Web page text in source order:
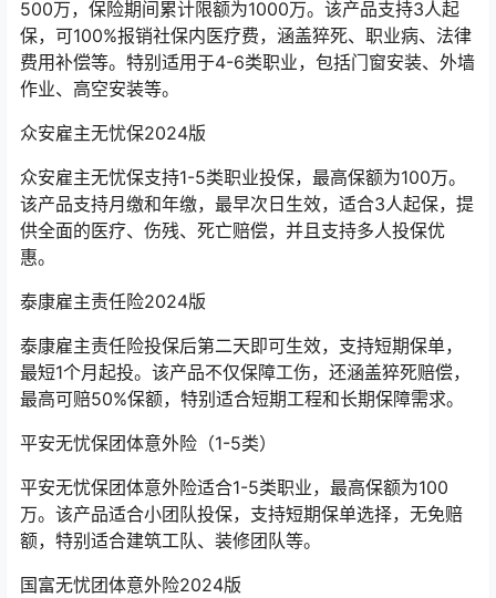
500万，保险期间累计限额为1000万。该产品支持3人起
保，可100%报销社保内医疗费，涵盖猝死、职业病、法律
费用补偿等。特别适用于4-6类职业，包括门窗安装、外墙
作业、高空安装等‌。
众安雇主无忧保2024版
众安雇主无忧保支持1-5类职业投保，最高保额为100万。
该产品支持月缴和年缴，最早次日生效，适合3人起保，提
供全面的医疗、伤残、死亡赔偿，并且支持多人投保优
惠‌。
泰康雇主责任险2024版
泰康雇主责任险投保后第二天即可生效，支持短期保单，
最短1个月起投。该产品不仅保障工伤，还涵盖猝死赔偿，
最高可赔50%保额，特别适合短期工程和长期保障需求‌。
平安无忧保团体意外险（1-5类）
平安无忧保团体意外险适合1-5类职业，最高保额为100
万。该产品适合小团队投保，支持短期保单选择，无免赔
额，特别适合建筑工队、装修团队等‌。
国富无忧团体意外险2024版